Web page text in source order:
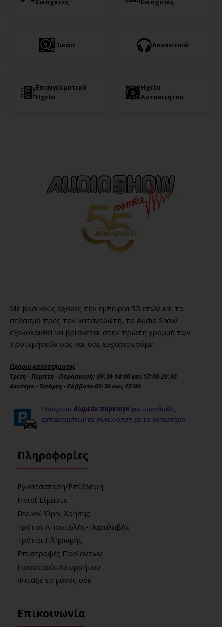
Ενισχυτές
Ενισχυτές
Πικάπ Ακουστικά
Επαγγελματικά
Ηχεία
Ηχεία
Αυτοκινήτου
Με βασικούς άξονες την εμπειρία 55 ετών και το
σεβασμό προς τον καταναλωτή, το Audio Show
εξακολουθεί να βρίσκεται στην πρώτη γραμμή των
προτιμήσεών σας και σας ευχαριστούμε!
Ωράριο καταστήματος
Τρίτη - Πέμπτη - Παρασκευή: 09:30-14:00 και 17:00-20:30
Δευτέρα - Τετάρτη - Σάββατο 09:30 εως 15:00
Παρέχεται δωρεάν πάρκινγκ για παραλαβές
εμπορευμάτων σε συνεννόηση με το κατάστημα
Πληροφορίες
Εγκατάσταση/Επίβλεψη
Ποιοί Είμαστε
Γενικοί Όροι Χρήσης
Τρόποι Αποστολής-Παραλαβής
Τρόποι Πληρωμής
Επιστροφές Προϊόντων
Προστασία Απορρήτου
Φτιάξε το μόνος σου
Επικοινωνία